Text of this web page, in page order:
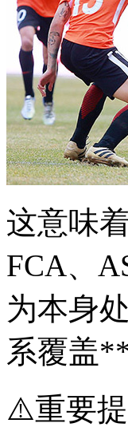
这意味
FCA、
为本身
系覆盖**
⚠️重要提